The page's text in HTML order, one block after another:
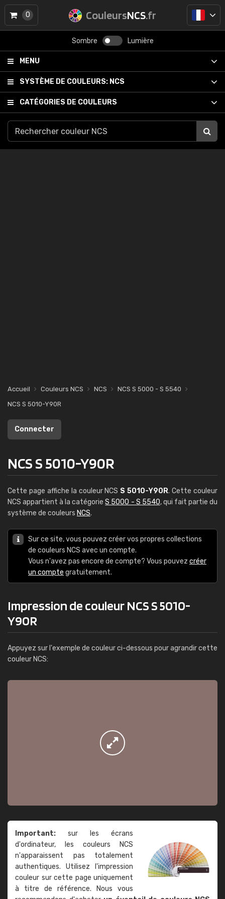
CouleursNCS.fr
Sombre Lumière
MENU
SYSTÈME DE COULEURS: NCS
CATÉGORIES DE COULEURS
0
Accueil Couleurs NCS NCS
NCS S 5000 - S 5540
NCS S 5010-Y90R
Connecter
NCS S 5010-Y90R
Cette page affiche la couleur NCS S 5010-Y90R. Cette couleur
NCS appartient à la catégorieS 5000 - S 5540, qui fait partie du
système de couleurs NCS.
Sur ce site, vous pouvez créer vos propres collections
de couleurs NCS avec un compte.
Vous n'avez pas encore de compte? Vous pouvez créer
un compte gratuitement.
Impression de couleur NCS S 5010-
Y90R
Appuyez sur l'exemple de couleur ci-dessous pour agrandir cette
couleur NCS:
Important: sur les écrans
d'ordinateur, les couleurs NCS
n'apparaissent pas totalement
authentiques. Utilisez l'impression
couleur sur cette page uniquement
à titre de référence. Nous vous